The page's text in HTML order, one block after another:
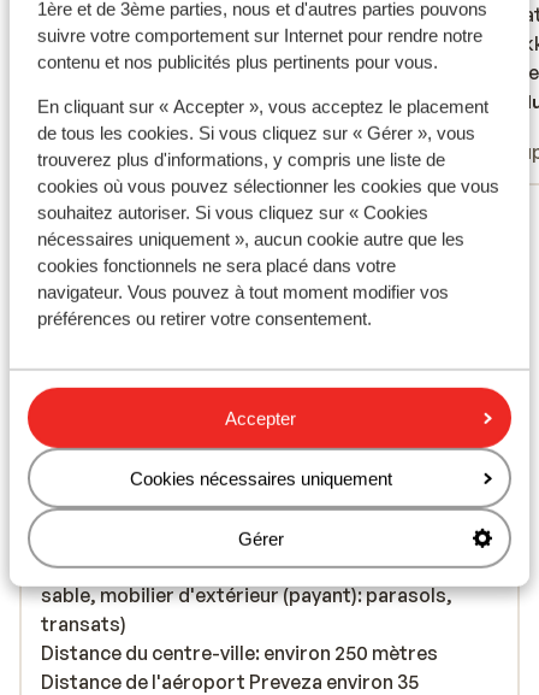
1ère et de 3ème parties, nous et d'autres parties pouvons
suivre votre comportement sur Internet pour rendre notre
contenu et nos publicités plus pertinents pour vous.
En cliquant sur « Accepter », vous acceptez le placement
de tous les cookies. Si vous cliquez sur « Gérer », vous
trouverez plus d'informations, y compris une liste de
cookies où vous pouvez sélectionner les cookies que vous
souhaitez autoriser. Si vous cliquez sur « Cookies
nécessaires uniquement », aucun cookie autre que les
cookies fonctionnels ne sera placé dans votre
navigateur. Vous pouvez à tout moment modifier vos
préférences ou retirer votre consentement.
Accepter
Cookies nécessaires uniquement
Gérer
Anonyme
Couples
zijn
er
zijn
Voir tous les 51 avis
Emplacement
Afficher sur la carte
Distance de la plage environ 100 mètres (plage de
sable, mobilier d'extérieur (payant): parasols,
transats)
Distance du centre-ville: environ 250 mètres
Distance de l'aéroport Preveza environ 35